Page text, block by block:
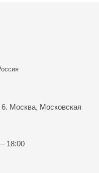
Москва, Московская
18:00